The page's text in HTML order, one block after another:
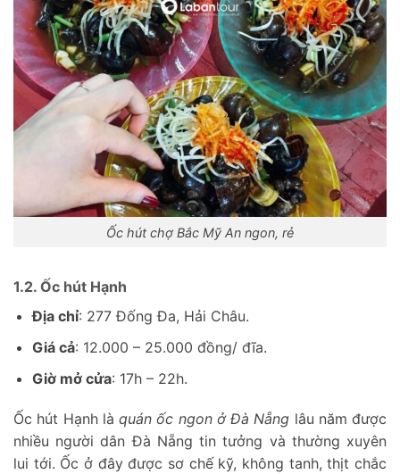
Ốc hút chợ Bắc Mỹ An ngon, rẻ
1.2. Ốc hút Hạnh
Địa chỉ: 277 Đống Đa, Hải Châu.
Giá cả: 12.000 – 25.000 đồng/ đĩa.
Giờ mở cửa: 17h – 22h.
Ốc hút Hạnh là quán ốc ngon ở Đà Nẵng lâu năm được
nhiều người dân Đà Nẵng tin tưởng và thường xuyên
lui tới. Ốc ở đây được sơ chế kỹ, không tanh, thịt chắc